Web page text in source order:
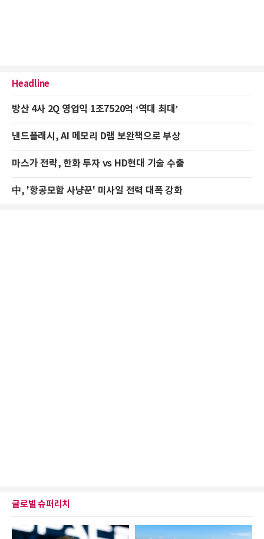
Headline
방산 4사 2Q 영업익 1조7520억 ‘역대 최대’
낸드플래시, AI 메모리 D램 보완책으로 부상
마스가 전략, 한화 투자 vs HD현대 기술 수출
中, '항공모함 사냥꾼' 미사일 전력 대폭 강화
글로벌 슈퍼리치